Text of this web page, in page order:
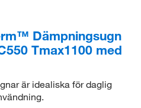
Dämpningsugn
Tmax1100 med
är idealiska för daglig